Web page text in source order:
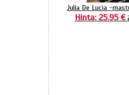
Julia De Lucia -
Hinta: 25.95 €